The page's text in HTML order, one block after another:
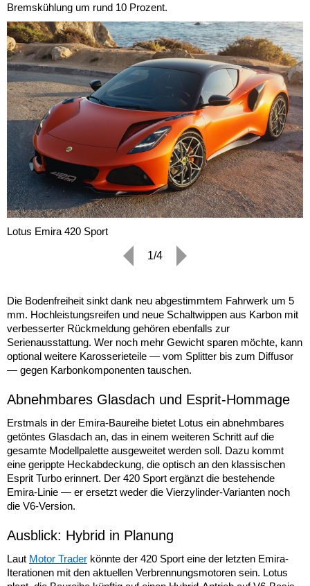
Bremskühlung um rund 10 Prozent.
Lotus Emira 420 Sport
1/4
Die Bodenfreiheit sinkt dank neu abgestimmtem Fahrwerk um 5
mm. Hochleistungsreifen und neue Schaltwippen aus Karbon mit
verbesserter Rückmeldung gehören ebenfalls zur
Serienausstattung. Wer noch mehr Gewicht sparen möchte, kann
optional weitere Karosserieteile — vom Splitter bis zum Diffusor
— gegen Karbonkomponenten tauschen.
Abnehmbares Glasdach und Esprit-Hommage
Erstmals in der Emira-Baureihe bietet Lotus ein abnehmbares
getöntes Glasdach an, das in einem weiteren Schritt auf die
gesamte Modellpalette ausgeweitet werden soll. Dazu kommt
eine gerippte Heckabdeckung, die optisch an den klassischen
Esprit Turbo erinnert. Der 420 Sport ergänzt die bestehende
Emira-Linie — er ersetzt weder die Vierzylinder-Varianten noch
die V6-Version.
Ausblick: Hybrid in Planung
Laut Motor Trader könnte der 420 Sport eine der letzten Emira-
Iterationen mit den aktuellen Verbrennungsmotoren sein. Lotus